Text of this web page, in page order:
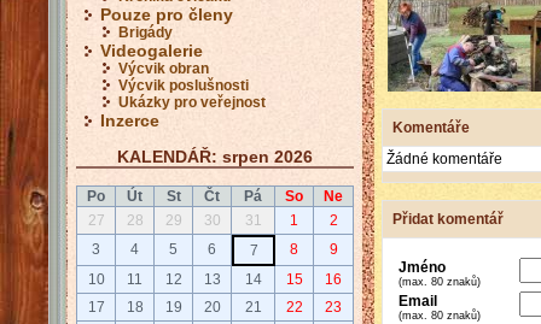
Komentáře
Žádné komentáře
Přidat komentář
Jméno
(max. 80 znaků)
Email
(max. 80 znaků)
Pouze pro členy
Brigády
Videogalerie
Výcvik obran
Výcvik poslušnosti
Ukázky pro veřejnost
Inzerce
KALENDÁŘ: srpen 2026
Po Út St Čt Pá So
Ne
27
28 29 30 31 1
2
3
4 5 6 7 8
9
10
11 12 13 14 15
16
17
18 19 20 21 22
23